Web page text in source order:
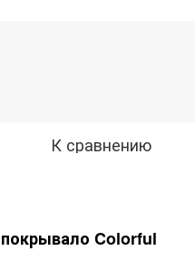
К сравнению
Colorful